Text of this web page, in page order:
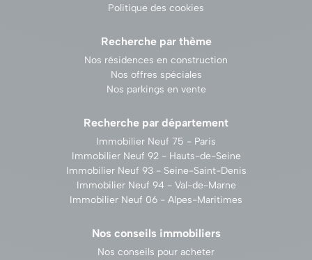
Politique des cookies
Recherche par thème
Nos résidences en construction
Nos offres spéciales
Nos parkings en vente
Recherche par département
Immobilier Neuf 75 - Paris
Immobilier Neuf 92 - Hauts-de-Seine
Immobilier Neuf 93 - Seine-Saint-Denis
Immobilier Neuf 94 - Val-de-Marne
Immobilier Neuf 06 - Alpes-Maritimes
Nos conseils immobiliers
Nos conseils pour acheter